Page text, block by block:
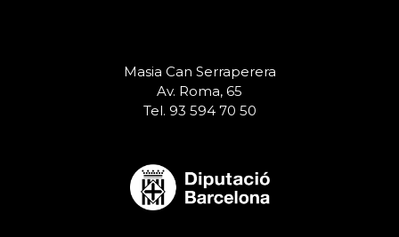
Masia Can Serraperera
Av. Roma, 65
Tel. 93 594 70 50